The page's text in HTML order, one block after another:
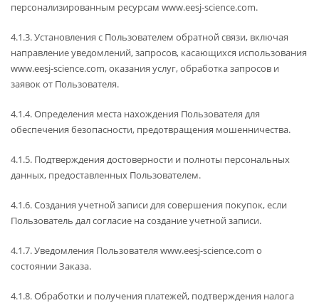
персонализированным ресурсам www.eesj-science.com.
4.1.3. Установления с Пользователем обратной связи, включая
направление уведомлений, запросов, касающихся использования
www.eesj-science.com, оказания услуг, обработка запросов и
заявок от Пользователя.
4.1.4. Определения места нахождения Пользователя для
обеспечения безопасности, предотвращения мошенничества.
4.1.5. Подтверждения достоверности и полноты персональных
данных, предоставленных Пользователем.
4.1.6. Создания учетной записи для совершения покупок, если
Пользователь дал согласие на создание учетной записи.
4.1.7. Уведомления Пользователя www.eesj-science.com о
состоянии Заказа.
4.1.8. Обработки и получения платежей, подтверждения налога